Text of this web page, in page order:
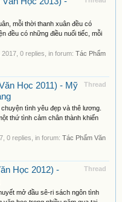
mỗi thời thanh xuân đều có
đều có những điều nuối tiếc, mỗi
2017 , 0 replies, in forum: Tác Phẩm
Thread
Học 2011) - Mỹ
tình yêu đẹp và thê lương.
thứ tình cảm chân thành khiến
, 0 replies, in forum: Tác Phẩm Văn
Thread
Học 2012) -
mở đầu sê-ri sách ngôn tình